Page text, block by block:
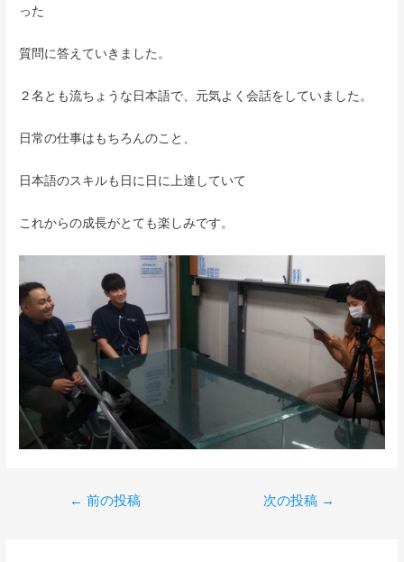
った
質問に答えていきました。
２名とも流ちょうな日本語で、元気よく会話をしていました。
日常の仕事はもちろんのこと、
日本語のスキルも日に日に上達していて
これからの成長がとても楽しみです。
← 前の投稿 次の投稿 →